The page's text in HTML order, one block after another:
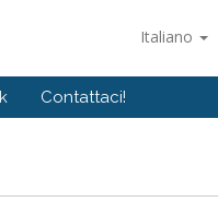
Italiano
Contattaci!